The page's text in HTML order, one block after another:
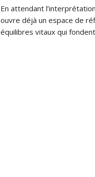
En attendant
ouvre déjà un espace de
équilibres vitaux qui